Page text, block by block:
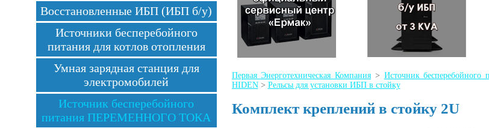
Первая Энерготехническая Компания > Источник
HIDEN> Рельсы для установки ИБП в стойку
Комплект креплений в стойку 2U
Восстановленные ИБП (ИБП б/у)
Источники бесперебойного
питания для котлов отопления
Умная зарядная станция для
электромобилей
Источник бесперебойного
питания ПЕРЕМЕННОГО ТОКА